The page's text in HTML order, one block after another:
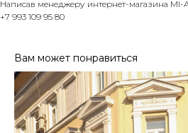
Написав менеджеру интернет-магазина
+7 993 109 95 80
Вам может понравиться